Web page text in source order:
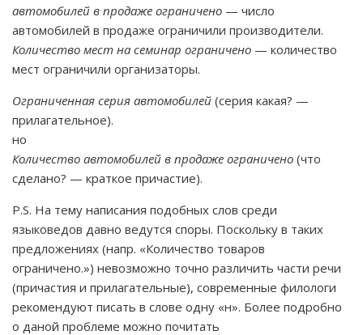
автомобилей в продаже ограничено — число
автомобилей в продаже ограничили производители.
Количество мест на семинар ограничено — количество
мест ограничили организаторы.
Ограниченная серия автомобилей (серия какая? —
прилагательное).
но
Количество автомобилей в продаже ограничено (что
сделано? — краткое причастие).
P.S. На тему написания подобных слов среди
языковедов давно ведутся споры. Поскольку в таких
предложениях (напр. «Количество товаров
ограничено.») невозможно точно различить части речи
(причастия и прилагательные), современные филологи
рекомендуют писать в слове одну «н». Более подробно
о даной проблеме можно почитать